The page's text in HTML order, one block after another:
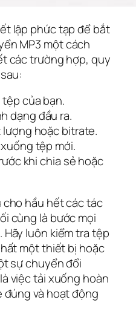
lập phức tạp để bắt
MP3 một cách
các trường hợp, quy
của bạn.
dạng đầu ra.
hoặc bitrate.
tệp mới.
khi chia sẻ hoặc
cho hầu hết các tác
cùng là bước mọi
luôn kiểm tra tệp
một thiết bị hoặc
sự chuyển đổi
việc tải xuống hoàn
và hoạt động